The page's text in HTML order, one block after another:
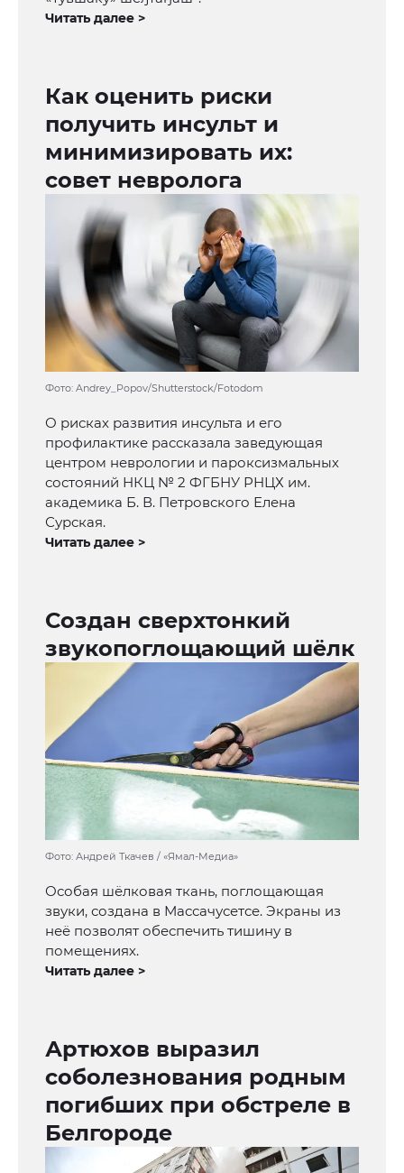
Читать далее >
Как оценить риски
получить инсульт и
минимизировать их:
совет невролога
Фото: Andrey_Popov/Shutterstock/Fotodom
О рисках развития инсульта и его
профилактике рассказала заведующая
центром неврологии и пароксизмальных
состояний НКЦ № 2 ФГБНУ РНЦХ им.
академика Б. В. Петровского Елена
Сурская.
Читать далее >
Создан сверхтонкий
звукопоглощающий шёлк
Фото: Андрей Ткачев / «Ямал-Медиа»
Особая шёлковая ткань, поглощающая
звуки, создана в Массачусетсе. Экраны из
неё позволят обеспечить тишину в
помещениях.
Читать далее >
Артюхов выразил
соболезнования родным
погибших при обстреле в
Белгороде